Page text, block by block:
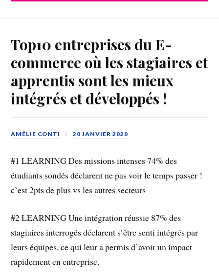
Top10 entreprises du E-
commerce où les stagiaires et
apprentis sont les mieux
intégrés et développés !
AMÉLIE CONTI 20 JANVIER 2020
#1 LEARNING Des missions intenses 74% des
étudiants sondés déclarent ne pas voir le temps passer !
c’est 2pts de plus vs les autres secteurs
#2 LEARNING Une intégration réussie 87% des
stagiaires interrogés déclarent s’être senti intégrés par
leurs équipes, ce qui leur a permis d’avoir un impact
rapidement en entreprise.